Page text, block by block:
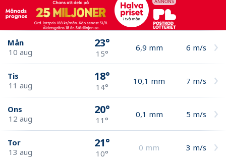
Mån
10 aug
23°
15°
6,9 mm 6 m/s
Tis
11 aug
18°
14°
10,1 mm 7 m/s
Ons
12 aug
20°
11°
0,1 mm 5 m/s
Tor
13 aug
21°
10°
0 mm 3 m/s